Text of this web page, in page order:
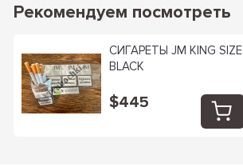
Рекомендуем посмотреть
СИГАРЕТЫ JM KING SIZE
BLACK
$445